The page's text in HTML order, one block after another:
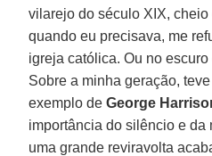
vilarejo do século XIX, cheio
quando eu precisava, me
igreja católica. Ou no
Sobre a minha geração,
exemplo deGeorge
importância do silêncio e da
uma grande reviravolta